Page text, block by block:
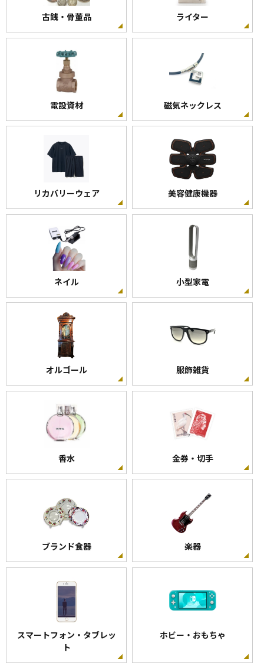
古銭・骨董品 ライター
電設資材 磁気ネックレス
リカバリーウェア 美容健康機器
ネイル 小型家電
オルゴール 服飾雑貨
香水 金券・切手
ブランド食器 楽器
スマートフォン・タブレッ
ト
ホビー・おもちゃ